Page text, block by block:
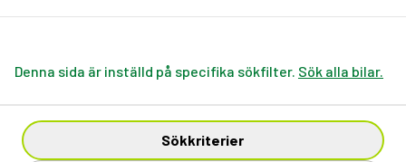
Denna sida är inställd på specifika sökfilter. Sök alla bilar.
Sökkriterier